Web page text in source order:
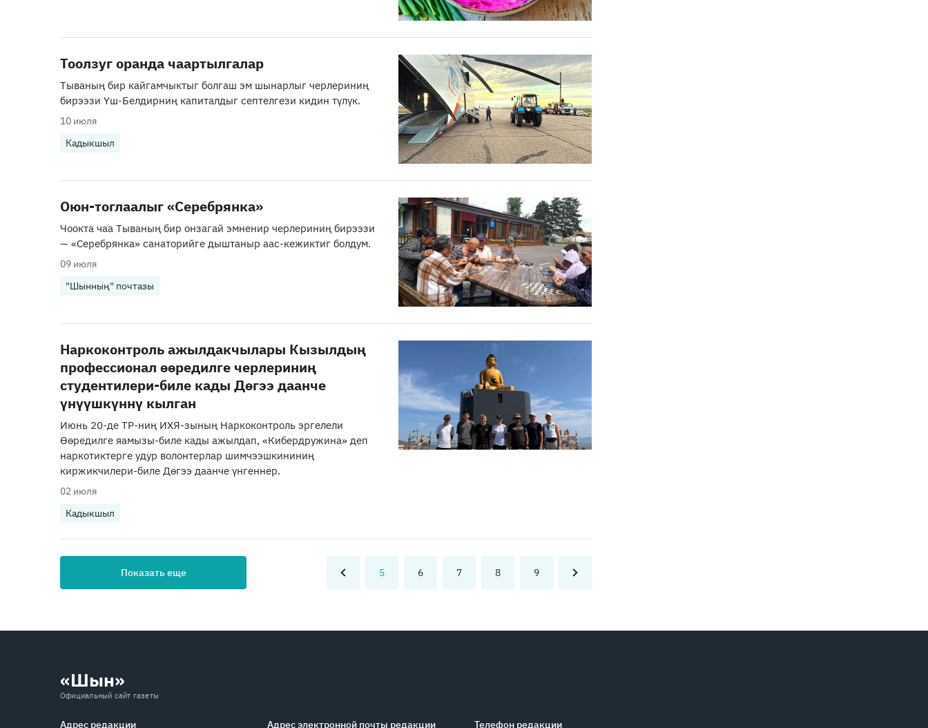
Тоолзуг оранда чаартылгалар
Тываның бир кайгамчыктыг болгаш эм шынарлыг черлериниң
бирээзи Үш-Белдирниң капиталдыг септелгези кидин түлүк.
10 июля
Кадыкшыл
Оюн-тоглаалыг «Серебрянка»
Чоокта чаа Тываның бир онзагай эмненир черлериниң бирээзи
— «Серебрянка» санаторийге дыштаныр аас-кежиктиг болдум.
09 июля
"Шынның" почтазы
Наркоконтроль ажылдакчылары Кызылдың
профессионал өөредилге черлериниң
студентилери-биле кады Дөгээ даанче
үнүүшкүннү кылган
Июнь 20-де ТР-ниң ИХЯ-зының Наркоконтроль эргелели
Өөредилге яамызы-биле кады ажылдап, «Кибердружина» деп
наркотиктерге удур волонтерлар шимчээшкининиң
киржикчилери-биле Дөгээ даанче үнгеннер.
02 июля
Кадыкшыл
Показать еще 5 6 7 8 9
«Шын»
Официальный сайт газеты
Адрес редакции Адрес электронной почты редакции Телефон редакции